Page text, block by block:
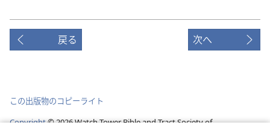
戻る 次へ
この出版物のコピーライト
Copyright©2026Watch Tower Bible and Tract Society of